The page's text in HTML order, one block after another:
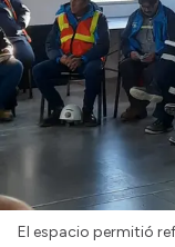
El espacio permitió